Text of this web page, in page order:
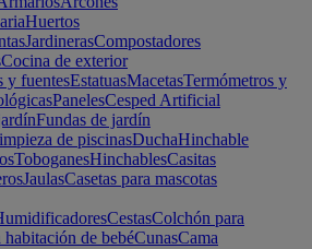
Huertos
JardinerasCompostadores
Cocina de exterior
y fuentesEstatuasMacetasTermómetros y
PanelesCesped Artificial
Fundas de jardín
de piscinasDuchaHinchable
ToboganesHinchablesCasitas
JaulasCasetas para mascotas
CestasColchón para
habitación de bebéCunasCama